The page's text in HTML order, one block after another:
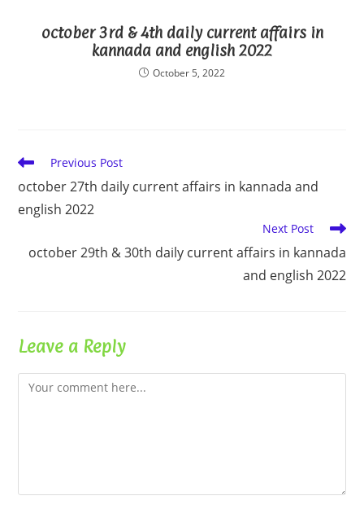
october 3rd & 4th daily current affairs in
kannada and english 2022
October 5, 2022
Read
more
articles
Previous Post
october 27th daily current affairs in kannada and
english 2022
Next Post
october 29th & 30th daily current affairs in kannada
and english 2022
Leave a Reply
Comment